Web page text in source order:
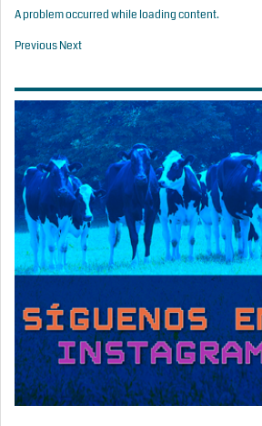
A problem occurred while loading content.
PreviousNext